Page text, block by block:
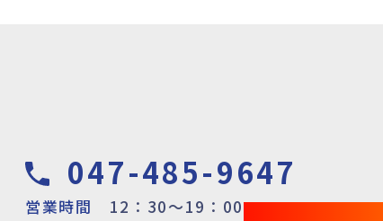
047-485-9647
営業時間
12：30～19：00